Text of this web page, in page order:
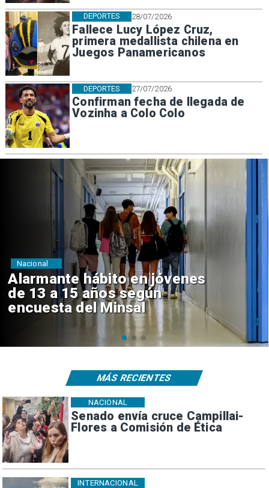
28/07/2026
Fallece Lucy López Cruz,
primera medallista chilena en
Juegos Panamericanos
DEPORTES
27/07/2026
Confirman fecha de llegada de
Vozinha a Colo Colo
DEPORTES
Aprueban creación del Parque
Sebastián Piñera con inversión
de $4 mil millones
Regiones
Senado envía cruce Campillai-
Flores a Comisión de Ética
NACIONAL
INTERNACIONAL
MÁS RECIENTES